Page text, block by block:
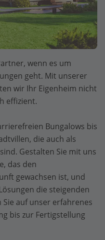
wenn es um
geht. Mit unserer
wir Ihr Eigenheim nicht
effizient.
Bungalows bis
die auch als
Gestalten Sie mit uns
das den
gewachsen ist, und
die steigenden
auf unser erfahrenes
bis zur Fertigstellung